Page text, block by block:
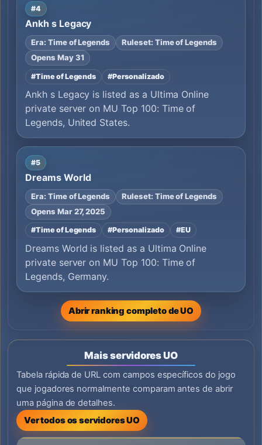
#4
Ankh s Legacy
Era: Time of Legends
Ruleset: Time of Legends
Opens May 31
#Time of Legends #Personalizado
Ankh s Legacy is listed as a Ultima Online
private server on MU Top 100: Time of
Legends, United States.
#5
Dreams World
Era: Time of Legends
Ruleset: Time of Legends
Opens Mar 27, 2025
#Time of Legends #Personalizado #EU
Dreams World is listed as a Ultima Online
private server on MU Top 100: Time of
Legends, Germany.
Abrir ranking completo de UO
Mais servidores UO
Tabela rápida de URL com campos específicos do jogo
que jogadores normalmente comparam antes de abrir
uma página de detalhes.
Ver todos os servidores UO